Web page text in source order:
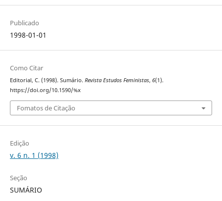
Publicado
1998-01-01
Como Citar
Editorial, C. (1998). Sumário. Revista Estudos Feministas, 6(1).
https://doi.org/10.1590/%x
Fomatos de Citação
Edição
v. 6 n. 1 (1998)
Seção
SUMÁRIO